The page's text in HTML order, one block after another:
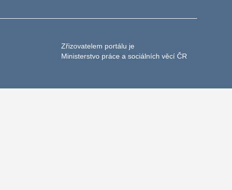
Zřizovatelem portálu je
Ministerstvo práce a sociálních věcí ČR